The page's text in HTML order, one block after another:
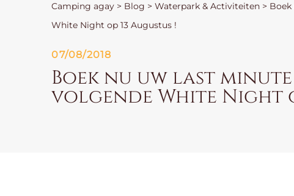
Camping agay > Blog >Waterpark & Activiteiten >
White Night op 13 Augustus !
07/08/2018
Boek nu uw last
volgende White Night